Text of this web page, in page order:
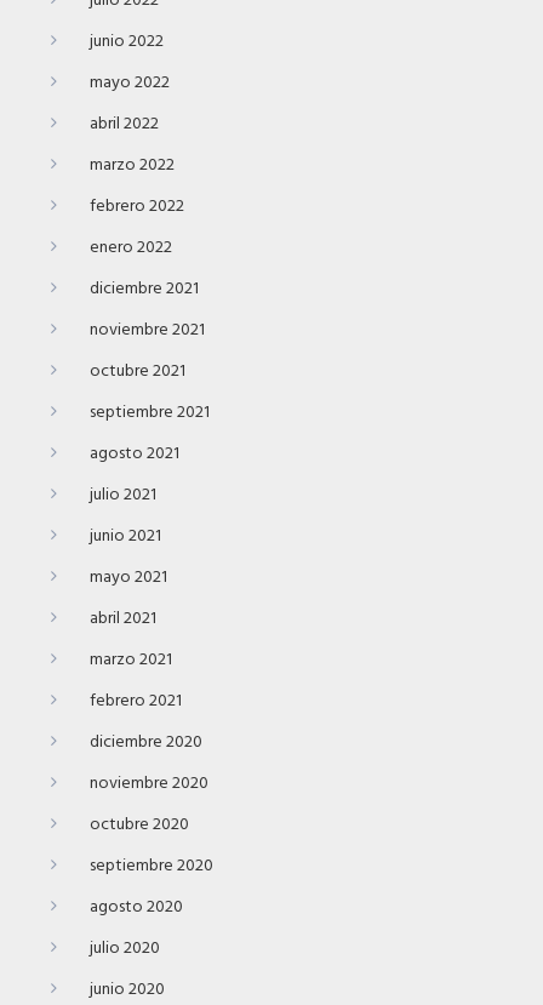
junio 2022
mayo 2022
abril 2022
marzo 2022
febrero 2022
enero 2022
diciembre 2021
noviembre 2021
octubre 2021
septiembre 2021
agosto 2021
julio 2021
junio 2021
mayo 2021
abril 2021
marzo 2021
febrero 2021
diciembre 2020
noviembre 2020
octubre 2020
septiembre 2020
agosto 2020
julio 2020
junio 2020